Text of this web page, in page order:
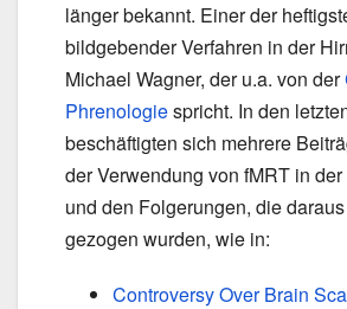
länger bekannt. Einer der
bildgebender Verfahren in der
Michael Wagner, der u.a. von der
Phrenologiespricht. In den
beschäftigten sich mehrere
der Verwendung von fMRT in
und den Folgerungen, die
gezogen wurden, wie in:
Controversy Over Brain